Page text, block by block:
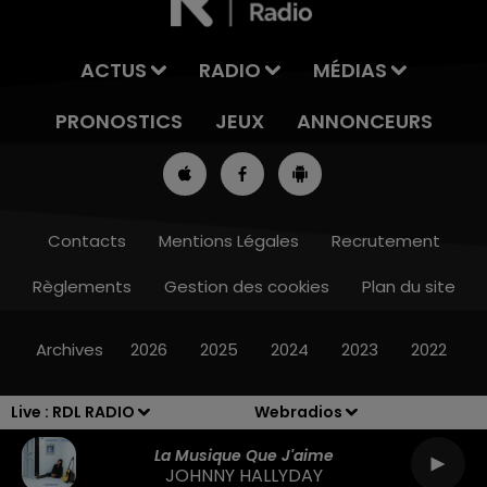
Live : RDL RADIO
Webradios
La Musique Que J'aime
JOHNNY HALLYDAY
16h00 - 19h00
ACTUS RADIO
MÉDIAS
PRONOSTICS
JEUX ANNONCEURS
Contacts Mentions Légales
Recrutement
Règlements
Gestion des cookies Plan du site
Archives 2026 2025 2024 2023 2022